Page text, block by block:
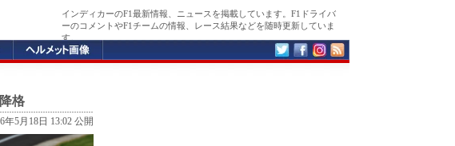
インディカーのF1最新情報、ニュースを掲載しています。F1ドライバ
ーのコメントやF1チームの情報、レース結果などを随時更新していま
す。
格
年5月18日 13:02 公開